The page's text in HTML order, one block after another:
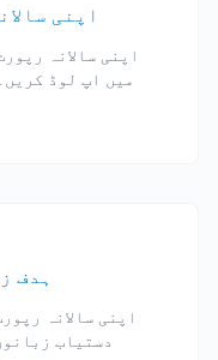
اپنی
میں اپ لوڈ
ہدف
دستیاب